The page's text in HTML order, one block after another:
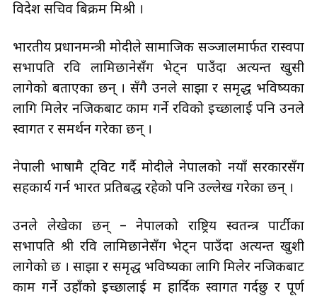
विदेश सचिव बिक्रम मिश्री ।
भारतीय प्रधानमन्त्री मोदीले सामाजिक सञ्जालमार्फत रास्वपा
सभापति रवि लामिछानेसँग भेट्न पाउँदा अत्यन्त खुसी
लागेको बताएका छन् । सँगै उनले साझा र समृद्ध भविष्यका
लागि मिलेर नजिकबाट काम गर्ने रविको इच्छालाई पनि उनले
स्वागत र समर्थन गरेका छन् ।
नेपाली भाषामै ट्विट गर्दै मोदीले नेपालको नयाँ सरकारसँग
सहकार्य गर्न भारत प्रतिबद्ध रहेको पनि उल्लेख गरेका छन् ।
उनले लेखेका छन् – नेपालको राष्ट्रिय स्वतन्त्र पार्टीका
सभापति श्री रवि लामिछानेसँग भेट्न पाउँदा अत्यन्त खुशी
लागेको छ । साझा र समृद्ध भविष्यका लागि मिलेर नजिकबाट
काम गर्ने उहाँको इच्छालाई म हार्दिक स्वागत गर्दछु र पूर्ण